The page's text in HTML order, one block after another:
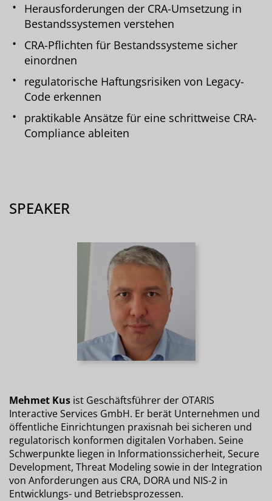
Herausforderungen der CRA-Umsetzung in
Bestandssystemen verstehen
CRA-Pflichten für Bestandssysteme sicher
einordnen
regulatorische Haftungsrisiken von Legacy-
Code erkennen
praktikable Ansätze für eine schrittweise CRA-
Compliance ableiten
SPEAKER
Mehmet Kus ist Geschäftsführer der OTARIS
Interactive Services GmbH. Er berät Unternehmen und
öffentliche Einrichtungen praxisnah bei sicheren und
regulatorisch konformen digitalen Vorhaben. Seine
Schwerpunkte liegen in Informationssicherheit, Secure
Development, Threat Modeling sowie in der Integration
von Anforderungen aus CRA, DORA und NIS-2 in
Entwicklungs- und Betriebsprozessen.